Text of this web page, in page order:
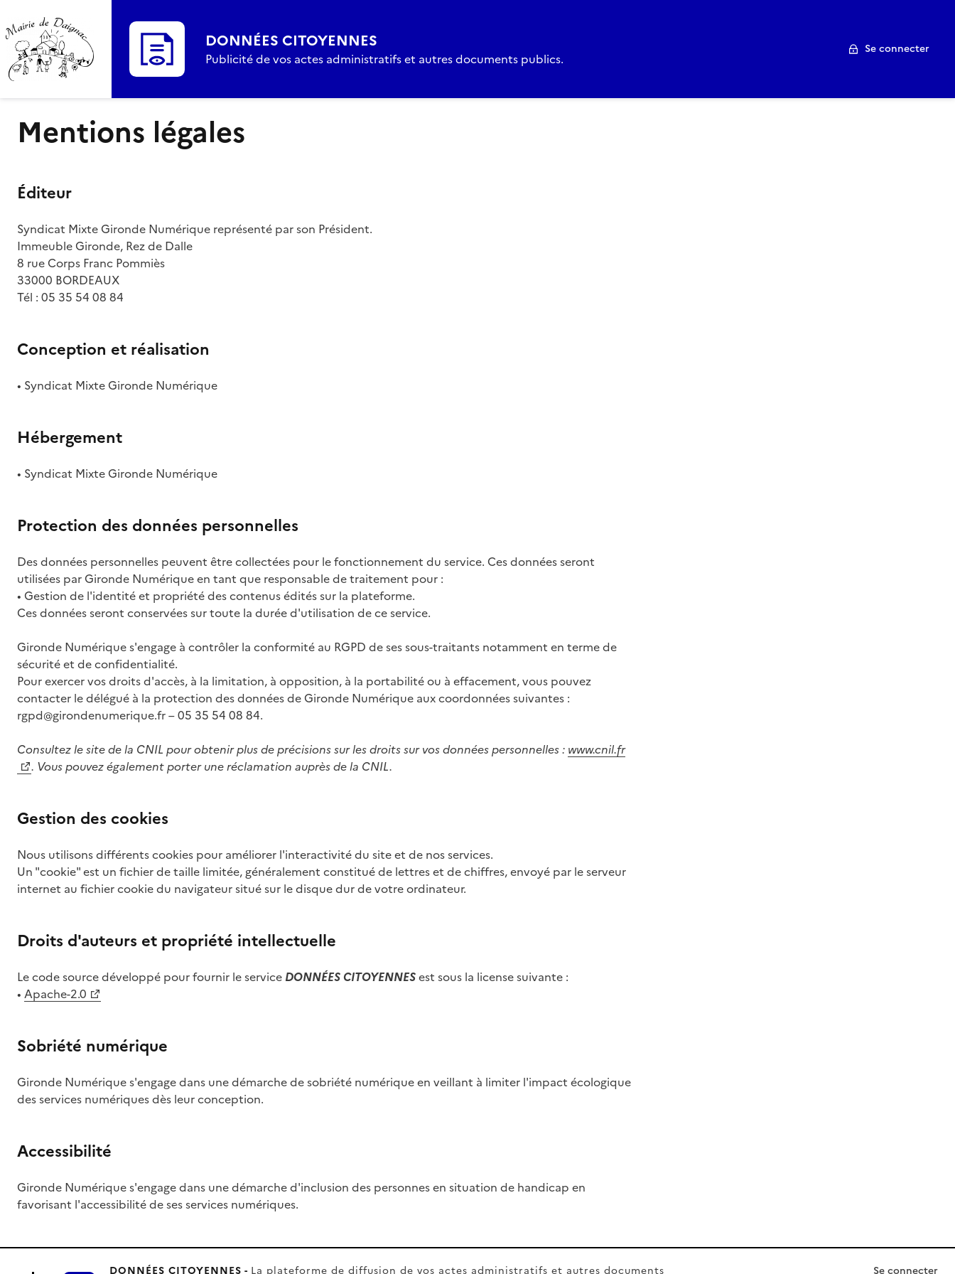
DONNÉES CITOYENNES
Publicité de vos actes administratifs et autres documents publics.
Se connecter
Mentions légales
Éditeur
Syndicat Mixte Gironde Numérique représenté par son Président.
Immeuble Gironde, Rez de Dalle
8 rue Corps Franc Pommiès
33000 BORDEAUX
Tél : 05 35 54 08 84
Conception et réalisation
• Syndicat Mixte Gironde Numérique
Hébergement
• Syndicat Mixte Gironde Numérique
Protection des données personnelles
Des données personnelles peuvent être collectées pour le fonctionnement du service. Ces données seront
utilisées par Gironde Numérique en tant que responsable de traitement pour :
• Gestion de l'identité et propriété des contenus édités sur la plateforme.
Ces données seront conservées sur toute la durée d'utilisation de ce service.
Gironde Numérique s'engage à contrôler la conformité au RGPD de ses sous-traitants notamment en terme de
sécurité et de confidentialité.
Pour exercer vos droits d'accès, à la limitation, à opposition, à la portabilité ou à effacement, vous pouvez
contacter le délégué à la protection des données de Gironde Numérique aux coordonnées suivantes :
rgpd@girondenumerique.fr – 05 35 54 08 84.
Consultez le site de la CNIL pour obtenir plus de précisions sur les droits sur vos données personnelles : www.cnil.fr
. Vous pouvez également porter une réclamation auprès de la CNIL.
Gestion des cookies
Nous utilisons différents cookies pour améliorer l'interactivité du site et de nos services.
Un "cookie" est un fichier de taille limitée, généralement constitué de lettres et de chiffres, envoyé par le serveur
internet au fichier cookie du navigateur situé sur le disque dur de votre ordinateur.
Droits d'auteurs et propriété intellectuelle
Le code source développé pour fournir le service DONNÉES CITOYENNESest sous la license suivante :
• Apache-2.0
Sobriété numérique
Gironde Numérique s'engage dans une démarche de sobriété numérique en veillant à limiter l'impact écologique
des services numériques dès leur conception.
Accessibilité
Gironde Numérique s'engage dans une démarche d'inclusion des personnes en situation de handicap en
favorisant l'accessibilité de ses services numériques.
DONNÉES CITOYENNES - La plateforme de diffusion de vos actes administratifs et autres documents Se connecter